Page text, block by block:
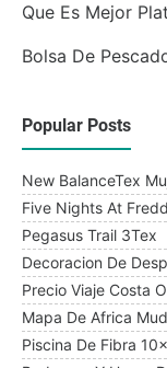
Que Es Mejor
Bolsa De
Popular Posts
New BalanceTex
Five Nights At
Pegasus Trail 3Tex
Decoracion De
Precio Viaje Costa
Mapa De Africa
Piscina De Fibra